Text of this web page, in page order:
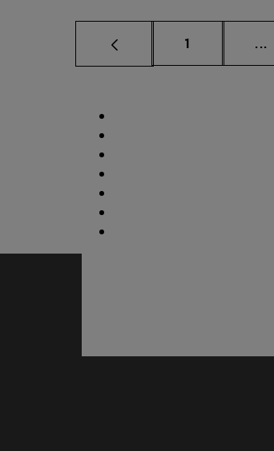
Página
1 ...